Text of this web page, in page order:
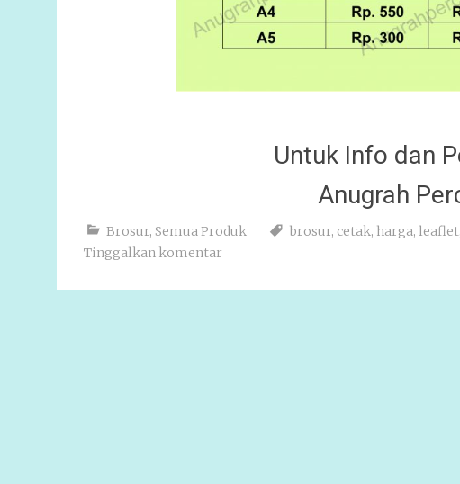
Untuk Info dan
Anugrah
Brosur, Semua Produk brosur, cetak, harga, leaflet
Tinggalkan komentar